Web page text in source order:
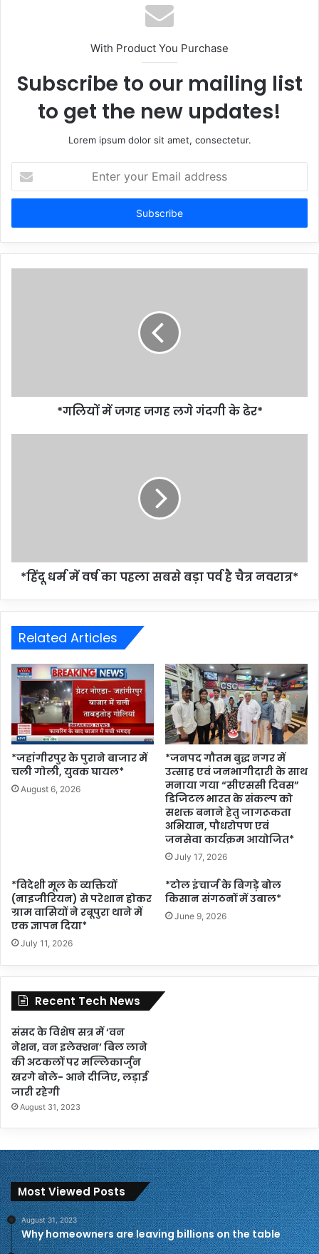
With Product You Purchase
Subscribe to our mailing list
to get the new updates!
Lorem ipsum dolor sit amet, consectetur.
your
Email
*गलियों में जगह जगह लगे गंदगी के ढेर*
*हिंदू धर्म में वर्ष का पहला सबसे बड़ा पर्व है चैत्र नवरात्र*
Related Articles
*जहांगीरपुर के पुराने बाजार में
चली गोली, युवक घायल*
August 6, 2026
*जनपद गौतम बुद्ध नगर में
उत्साह एवं जनभागीदारी के साथ
मनाया गया “सीएससी दिवस”
डिजिटल भारत के संकल्प को
सशक्त बनाने हेतु जागरूकता
अभियान, पौधरोपण एवं
जनसेवा कार्यक्रम आयोजित*
July 17, 2026
*विदेशी मूल के व्यक्तियों
(नाइजीरियन) से परेशान होकर
ग्राम वासियों ने रबूपुरा थाने में
एक ज्ञापन दिया*
July 11, 2026
*टोल इंचार्ज के बिगड़े बोल
किसान संगठनों में उबाल*
June 9, 2026
Recent Tech News
संसद के विशेष सत्र में ‘वन
नेशन, वन इलेक्शन’ बिल लाने
की अटकलों पर मल्लिकार्जुन
खरगे बोले- आने दीजिए, लड़ाई
जारी रहेगी
August 31, 2023
Most Viewed Posts
August 31, 2023
Why homeowners are leaving billions on the table